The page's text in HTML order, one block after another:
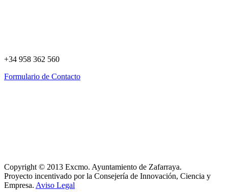
+34 958 362 560
Formulario de Contacto
Copyright © 2013 Excmo. Ayuntamiento de Zafarraya.
Proyecto incentivado por la Consejería de Innovación, Ciencia y
Empresa. Aviso Legal